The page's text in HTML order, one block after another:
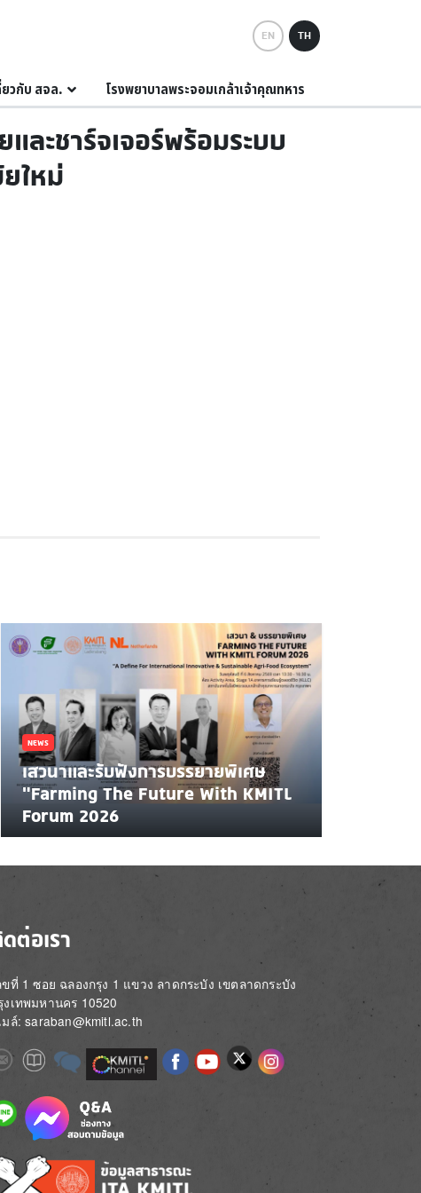
EN TH
ยวกับ สจล. โรงพยาบาลพระจอมเกล้าเจ้าคุณทหาร
ละชาร์จเจอร์พร้อมระบบ
ใหม่
NEWS
เสวนาและรับฟังการบรรยายพิเศษ
"Farming The Future With KMITL
Forum 2026
ต่อเรา
ขที่ 1 ซอย ฉลองกรุง 1 แขวง ลาดกระบัง เขตลาดกระบัง
งเทพมหานคร 10520
มล์: saraban@kmitl.ac.th
ImageImage Image ImageImageImageImage
Image